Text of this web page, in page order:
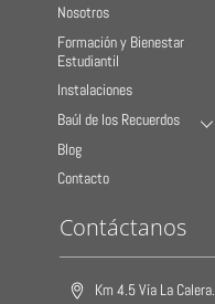
Nosotros
Formación y Bienestar
Estudiantil
Instalaciones
Baúl de los Recuerdos
Blog
Contacto
Contáctanos
Km 4.5 Vía La Calera.